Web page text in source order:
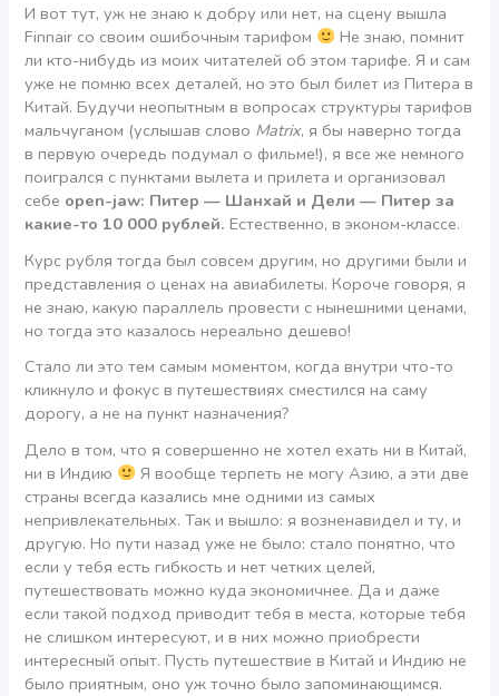
И вот тут, уж не знаю к добру или нет, на сцену вышла
Finnair со своим ошибочным тарифом
Не знаю, помнит
ли кто-нибудь из моих читателей об этом тарифе. Я и сам
уже не помню всех деталей, но это был билет из Питера в
Китай. Будучи неопытным в вопросах структуры тарифов
мальчуганом (услышав слово Matrix, я бы наверно тогда
в первую очередь подумал о фильме!), я все же немного
поигрался с пунктами вылета и прилета и организовал
себе open-jaw: Питер — Шанхай и Дели — Питер за
какие-то 10 000 рублей.Естественно, в эконом-классе.
Курс рубля тогда был совсем другим, но другими были и
представления о ценах на авиабилеты. Короче говоря, я
не знаю, какую параллель провести с нынешними ценами,
но тогда это казалось нереально дешево!
Стало ли это тем самым моментом, когда внутри что-то
кликнуло и фокус в путешествиях сместился на саму
дорогу, а не на пункт назначения?
Дело в том, что я совершенно не хотел ехать ни в Китай,
ни в Индию
Я вообще терпеть не могу Азию, а эти две
страны всегда казались мне одними из самых
непривлекательных. Так и вышло: я возненавидел и ту, и
другую. Но пути назад уже не было: стало понятно, что
если у тебя есть гибкость и нет четких целей,
путешествовать можно куда экономичнее. Да и даже
если такой подход приводит тебя в места, которые тебя
не слишком интересуют, и в них можно приобрести
интересный опыт. Пусть путешествие в Китай и Индию не
было приятным, оно уж точно было запоминающимся.